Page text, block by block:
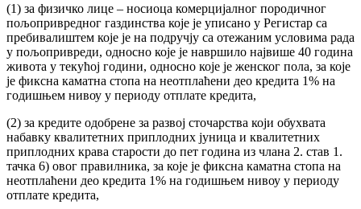
(1) за физичко лице – носиоца комерцијалног породичног
пољопривредног газдинства које је уписано у Регистар са
пребивалиштем које је на подручју са отежаним условима рада
у пољопривреди, односно које је навршило највише 40 година
живота у текућој години, односно које је женског пола, за које
је фиксна каматна стопа на неотплаћени део кредита 1% на
годишњем нивоу у периоду отплате кредита,
(2) за кредите одобрене за развој сточарства који обухвата
набавку квалитетних приплодних јуница и квалитетних
приплодних крава старости до пет година из члана 2. став 1.
тачка 6) овог правилника, за које је фиксна каматна стопа на
неотплаћени део кредита 1% на годишњем нивоу у периоду
отплате кредита,